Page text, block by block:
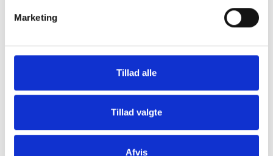
Marketing
Tillad alle
Tillad valgte
Afvis